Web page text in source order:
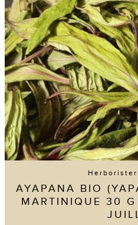
AYAPANA BIO
MARTINIQUE 30